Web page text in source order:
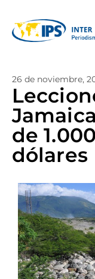
26 de noviembre,
de
dólares